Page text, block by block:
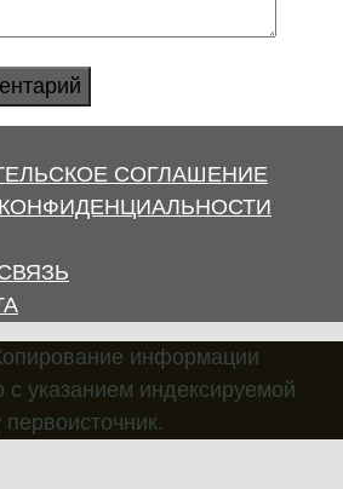
СОГЛАШЕНИЕ
информации
с указанием индексируемой